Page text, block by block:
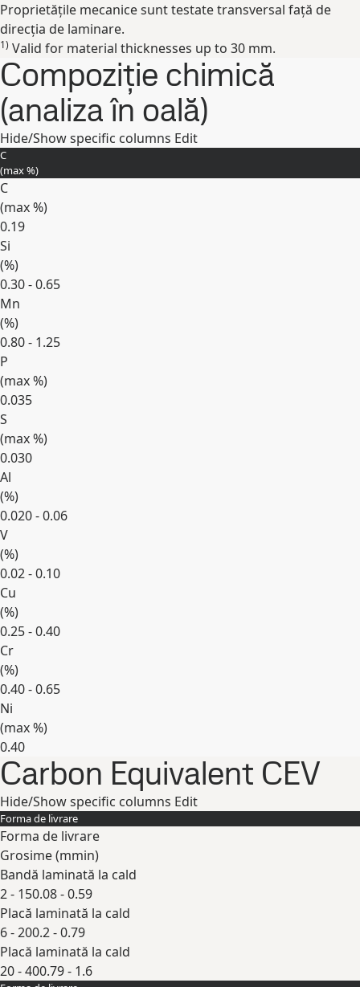
Expand
Proprietățile mecanice sunt testate transversal față de
direcția de laminare.
1) Valid for material thicknesses up to 30 mm.
Compoziție chimică
(analiza în oală)
Hide/Show specific columns Edit
C
(max%)
C
(max%)
0.19
Si
(%)
0.30 - 0.65
Mn
(%)
0.80 - 1.25
P
(max%)
0.035
S
(max%)
0.030
Al
(%)
0.020 - 0.06
V
(%)
0.02 - 0.10
Cu
(%)
0.25 - 0.40
Cr
(%)
0.40 - 0.65
Ni
(max%)
0.40
Expand
Carbon Equivalent CEV
Hide/Show specific columns Edit
Forma de livrare
Forma de livrare
Grosime (mmin)
Bandă laminată la cald
2 - 150.08 - 0.59
Placă laminată la cald
6 - 200.2 - 0.79
Placă laminată la cald
20 - 400.79 - 1.6